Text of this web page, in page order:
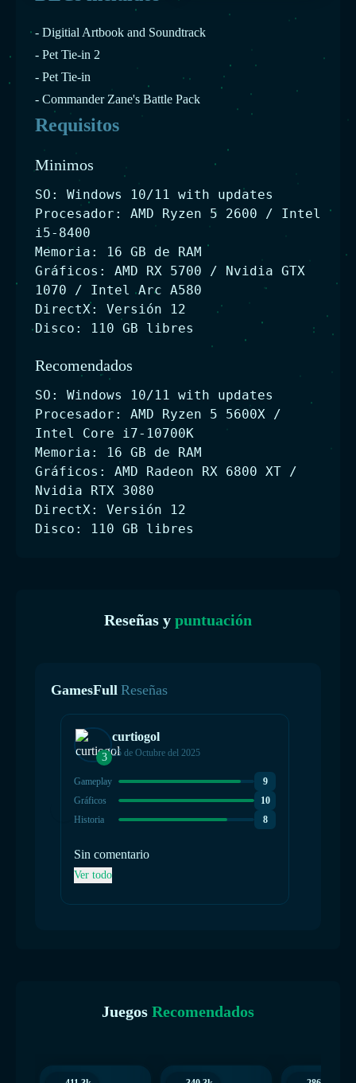
- Digitial Artbook and Soundtrack
- Pet Tie-in 2
- Pet Tie-in
- Commander Zane's Battle Pack
Requisitos
Minimos
SO: Windows 10/11 with updates
Procesador: AMD Ryzen 5 2600 / Intel
i5-8400
Memoria: 16 GB de RAM
Gráficos: AMD RX 5700 / Nvidia GTX
1070 / Intel Arc A580
DirectX: Versión 12
Disco: 110 GB libres
Recomendados
SO: Windows 10/11 with updates
Procesador: AMD Ryzen 5 5600X /
Intel Core i7-10700K
Memoria: 16 GB de RAM
Gráficos: AMD Radeon RX 6800 XT /
Nvidia RTX 3080
DirectX: Versión 12
Disco: 110 GB libres
Reseñas y puntuación
GamesFull Reseñas
3
curtiogol
25 de Octubre del 2025
Gameplay
9
Gráficos
10
Historia
8
Sin comentario
Ver todo
Juegos Recomendados